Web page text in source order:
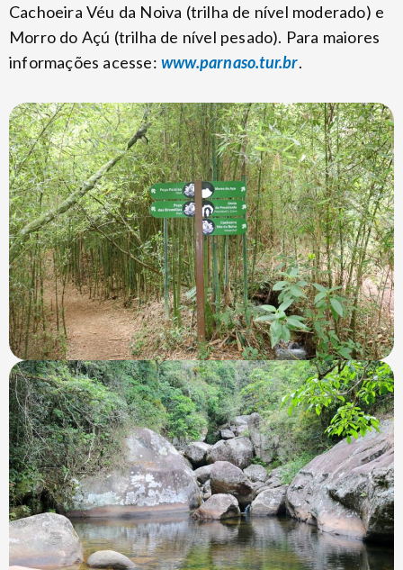
Cachoeira Véu da Noiva (trilha de nível moderado) e
Morro do Açú (trilha de nível pesado). Para maiores
informações acesse: www.parnaso.tur.br.